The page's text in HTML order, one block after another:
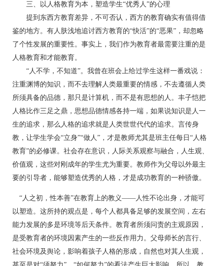
三、以人格教育为本，塑造学生“优秀人”的心理
提到东西方教育差异，不可否认，西方的教育确实有值得借
鉴的地方。有人肤浅地追讨西方教育的“快活”的“恶果”，却忽略
了个性发展的重要性。事实上，我们作为教育者最需要注重的是
人格教育和才能教育。
“人不学，不知道”。我曾在班会上给过学生这样一番戏说：
注重渊博的知识，而不去理解人类最重要的情感，不去遵循人类
所须具备的品德，那只是计算机，而不是有思想的人。丰子恺把
人格比作三足之鼎，思想品德情感各持一端，如果说知识是人一
生的追求，那么人格的追求就是人类世世代代的追求。言传身
教，让学生学会“立身”“做人”，才是教师尤其是班主任每日“人格
教育”的必修课。社会存在意识，人际关系观察与融合，人生观、
价值观，这些对刚成年的学生尤为重要。教师作为父母以外最主
要的引导者，能够塑造优秀的人格，才是成功教育的一种骄傲。
“人之初，性本善”在教育上的教义——人性不论出身，才能可
以塑造。这所持的观点是，每个人都具备足够的发展空间，左右
能力发展的多是环境等后天条件。教育者所须问责的主观原因，
是受教育者的环境因素产生的一些反作用力。父母师长的言行、
社会环境及舆论，影响着孩子人格的形成，自然也对其人生观，